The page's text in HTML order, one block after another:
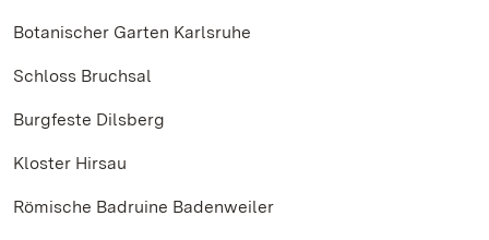
Botanischer Garten Karlsruhe
Schloss Bruchsal
Burgfeste Dilsberg
Kloster Hirsau
Römische Badruine Badenweiler